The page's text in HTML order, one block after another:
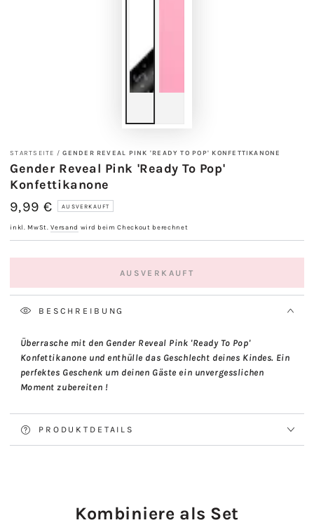
STARTSEITE / GENDER REVEAL PINK 'READY TO POP' KONFETTIKANONE
Gender Reveal Pink 'Ready To Pop'
Konfettikanone
Regulärer
9,99 € AUSVERKAUFT
inkl. MwSt.Versand wird beim Checkout berechnet
AUSVERKAUFT
BESCHREIBUNG
Überrasche mit den Gender Reveal Pink 'Ready To Pop'
Konfettikanone und enthülle das Geschlecht deines Kindes. Ein
perfektes Geschenk um deinen Gäste ein unvergesslichen
Moment zubereiten !
PRODUKTDETAILS
Kombiniere als Set